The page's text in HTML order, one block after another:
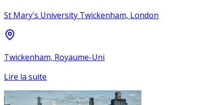
St Mary's University Twickenham, London
Twickenham, Royaume-Uni
Lire la suite